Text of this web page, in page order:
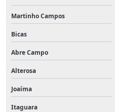
Martinho Campos
Bicas
Abre Campo
Alterosa
Joaíma
Itaguara